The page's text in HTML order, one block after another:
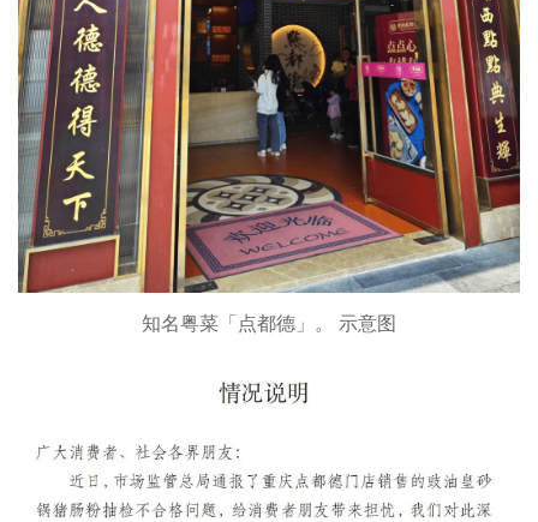
知名粤菜「点都德」。 示意图